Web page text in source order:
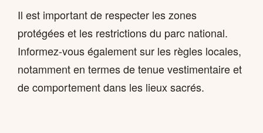
Il est important de respecter les zones
protégées et les restrictions du parc national.
Informez-vous également sur les règles locales,
notamment en termes de tenue vestimentaire et
de comportement dans les lieux sacrés.